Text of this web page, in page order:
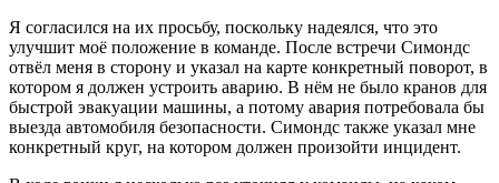
Я согласился на их просьбу, поскольку надеялся, что это
улучшит моё положение в команде. После встречи Симондс
отвёл меня в сторону и указал на карте конкретный поворот, в
котором я должен устроить аварию. В нём не было кранов для
быстрой эвакуации машины, а потому авария потребовала бы
выезда автомобиля безопасности. Симондс также указал мне
конкретный круг, на котором должен произойти инцидент.